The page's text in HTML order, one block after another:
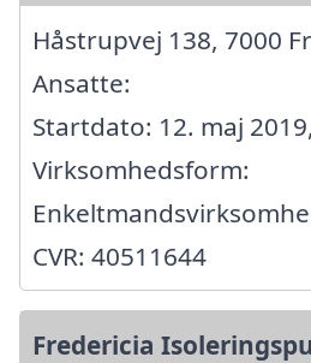
Håstrupvej 138, 7000
Ansatte:
Startdato: 12. maj 2019,
Virksomhedsform:
CVR: 40511644
Fredericia